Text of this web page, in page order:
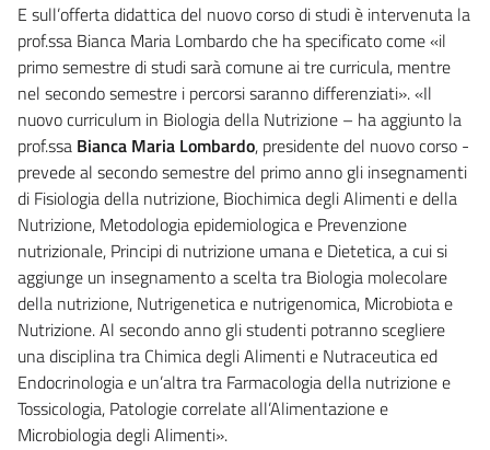
E sull’offerta didattica del nuovo corso di studi è intervenuta la
prof.ssa Bianca Maria Lombardo che ha specificato come «il
primo semestre di studi sarà comune ai tre curricula, mentre
nel secondo semestre i percorsi saranno differenziati». «Il
nuovo curriculum in Biologia della Nutrizione – ha aggiunto la
prof.ssa Bianca Maria Lombardo, presidente del nuovo corso -
prevede al secondo semestre del primo anno gli insegnamenti
di Fisiologia della nutrizione, Biochimica degli Alimenti e della
Nutrizione, Metodologia epidemiologica e Prevenzione
nutrizionale, Principi di nutrizione umana e Dietetica, a cui si
aggiunge un insegnamento a scelta tra Biologia molecolare
della nutrizione, Nutrigenetica e nutrigenomica, Microbiota e
Nutrizione. Al secondo anno gli studenti potranno scegliere
una disciplina tra Chimica degli Alimenti e Nutraceutica ed
Endocrinologia e un’altra tra Farmacologia della nutrizione e
Tossicologia, Patologie correlate all’Alimentazione e
Microbiologia degli Alimenti».